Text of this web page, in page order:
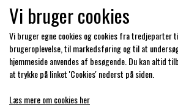
WAHLSTEN
WALDHAUSEN
Hos os kan du betale med:
Vi bruger cookies
Vi bruger egne cookies og cookies fra tredjeparter
brugeroplevelse, til markedsføring og til at
hjemmeside anvendes af besøgende. Du kan altid
at trykke på linket 'Cookies' nederst på siden.
Læs mere om cookies her